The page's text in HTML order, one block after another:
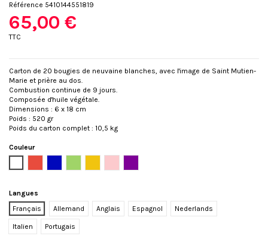
Référence 5410144551819
65,00 €
TTC
Carton de 20 bougies de neuvaine blanches, avec l'image de Saint Mutien-
Marie et prière au dos.
Combustion continue de 9 jours.
Composée d'huile végétale.
Dimensions : 6 x 18 cm
Poids : 520 gr
Poids du carton complet : 10,5 kg
Couleur
Langues
Français
Allemand Anglais Espagnol Nederlands
Italien Portugais